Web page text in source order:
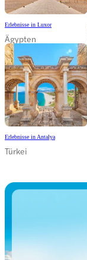
Erlebnisse in Luxor
Ägypten
Erlebnisse in Antalya
Türkei